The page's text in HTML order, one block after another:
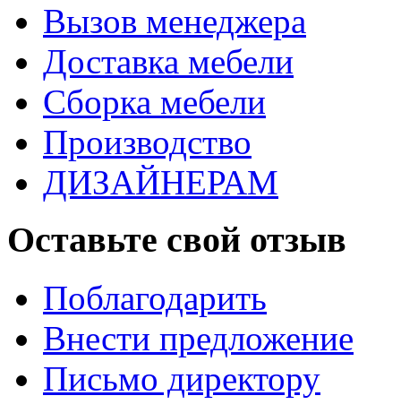
Вызов менеджера
Доставка мебели
Сборка мебели
Производство
ДИЗАЙНЕРАМ
Оставьте свой отзыв
Поблагодарить
Внести предложение
Письмо директору